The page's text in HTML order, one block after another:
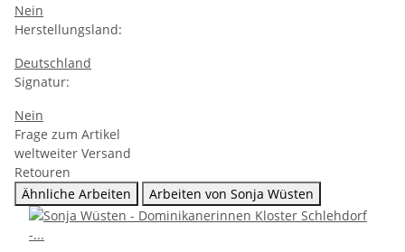
Nein
Herstellungsland:
Deutschland
Signatur:
Nein
Frage zum Artikel
weltweiter Versand
Retouren
Ähnliche Arbeiten
Arbeiten von Sonja Wüsten